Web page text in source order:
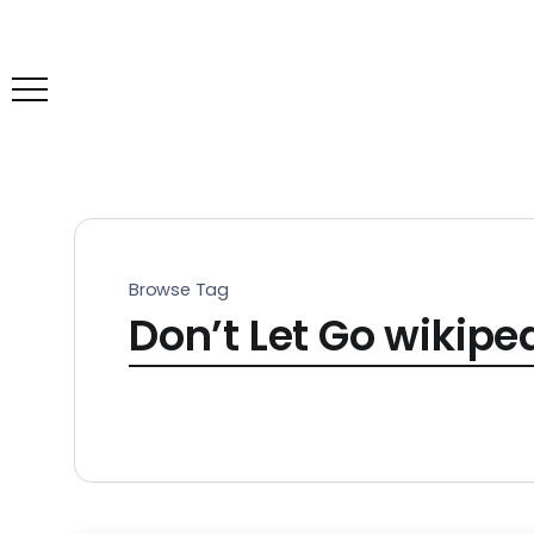
Browse Tag
Don’t Let Go